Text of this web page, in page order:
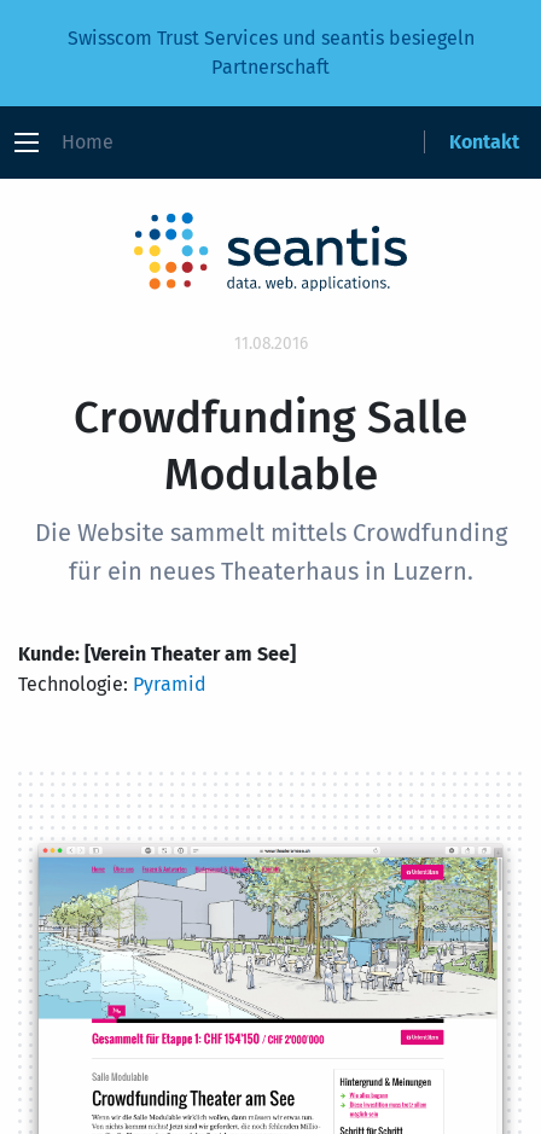
Swisscom Trust Services und seantis besiegeln
Partnerschaft
Home Kontakt
11.08.2016
Crowdfunding Salle
Modulable
Die Website sammelt mittels Crowdfunding
für ein neues Theaterhaus in Luzern.
Kunde: [Verein Theater am See]
Technologie: Pyramid